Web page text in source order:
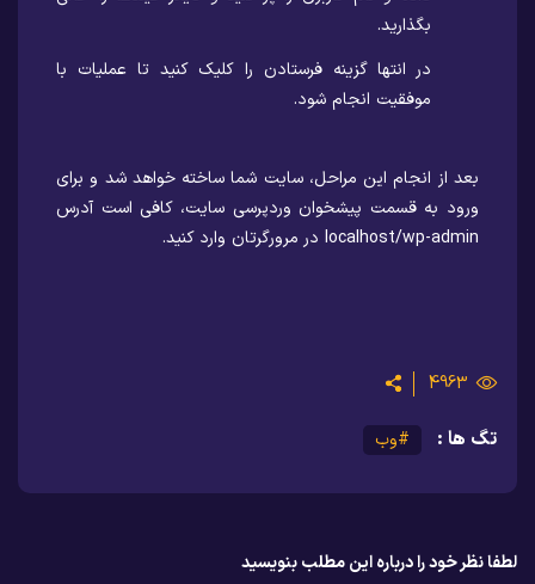
بگذارید.
در انتها گزینه فرستادن را کلیک کنید تا عملیات با
موفقیت انجام شود.
بعد از انجام این مراحل، سایت شما ساخته خواهد شد و برای
ورود به قسمت پیشخوان وردپرسی سایت، کافی است آدرس
localhost/wp-admin در مرورگرتان وارد کنید.
4963
تگ ها : #وب
لطفا نظر خود را درباره این مطلب بنویسید